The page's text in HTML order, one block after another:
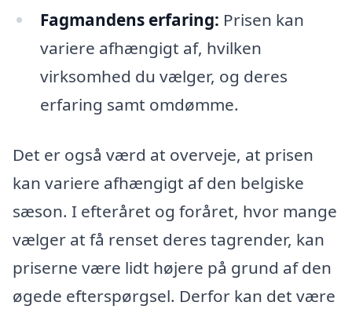
Fagmandens erfaring: Prisen kan
variere afhængigt af, hvilken
virksomhed du vælger, og deres
erfaring samt omdømme.
Det er også værd at overveje, at prisen
kan variere afhængigt af den belgiske
sæson. I efteråret og foråret, hvor mange
vælger at få renset deres tagrender, kan
priserne være lidt højere på grund af den
øgede efterspørgsel. Derfor kan det være